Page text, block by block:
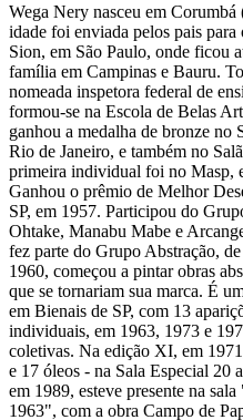
Wega Nery nasceu em
idade foi enviada pelos pais
Sion, em São Paulo, onde ficou
família em Campinas e Bauru.
nomeada inspetora federal de
formou-se na Escola de Belas
ganhou a medalha de bronze no
Rio de Janeiro, e também no
primeira individual foi no Masp,
Ganhou o prêmio de Melhor
SP, em 1957. Participou do
Ohtake, Manabu Mabe e
fez parte do Grupo Abstração,
1960, começou a pintar obras
que se tornariam sua marca. É
em Bienais de SP, com 13
individuais, em 1963, 1973 e
coletivas. Na edição XI, em
e 17 óleos - na Sala Especial 20
em 1989, esteve presente na
1963", com a obra Campo de